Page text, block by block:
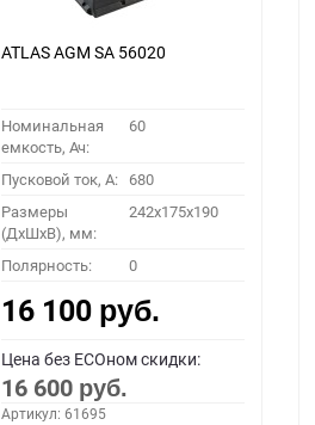
ATLAS AGM SA 56020
Номинальная
емкость, Ач:
60
Пусковой ток, A: 680
Размеры
(ДхШхВ), мм:
242x175x190
Полярность: 0
16 100 руб.
Цена без ECOном скидки:
16 600 руб.
Артикул: 61695